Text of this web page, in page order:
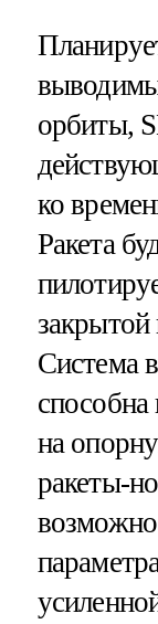
орбиты,
ко
Ракета
Система
способна
на
ракеты-